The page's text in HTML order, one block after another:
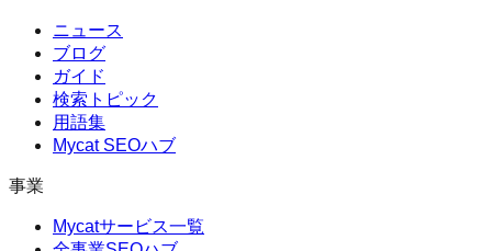
ニュース
ブログ
ガイド
検索トピック
用語集
Mycat SEOハブ
事業
Mycatサービス一覧